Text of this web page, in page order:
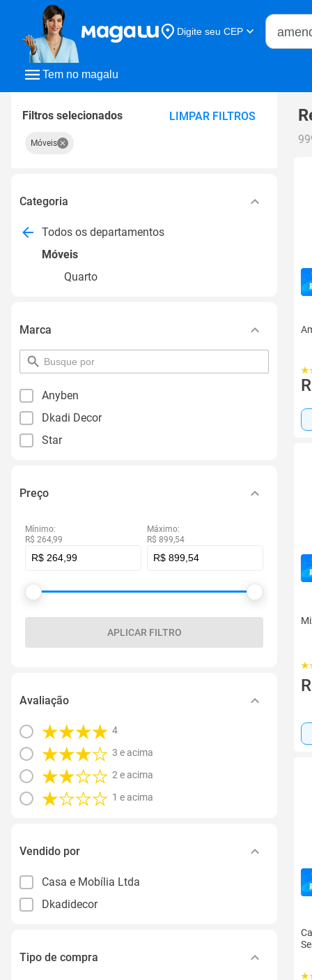
Tem no magalu
Digite seu CEP
Buscar
Filtros selecionados LIMPAR FILTROS
Móveis
Categoria
Todos os departamentos
Móveis
Quarto
Marca
pesquisar
por
Anyben
Dkadi Decor
Star
Preço
Mínimo:
R$ 264,99
Máximo:
R$ 899,54
APLICAR FILTRO
Avaliação
4
3 e acima
2 e acima
1 e acima
Vendido por
Casa e Mobília Ltda
Dkadidecor
Tipo de compra